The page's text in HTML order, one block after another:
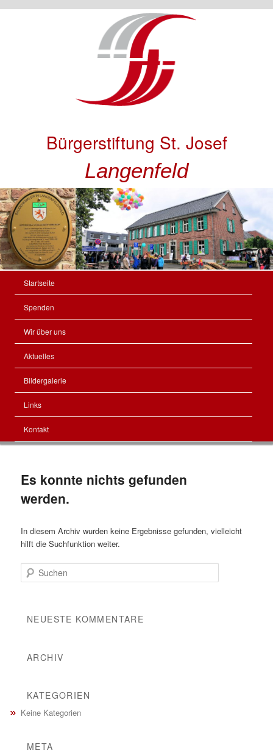
Bürgerstiftung St. Josef
Langenfeld
Zum
Inhalt
wechseln
Zum
sekundären
Inhalt
wechseln
Startseite
Spenden
Wir über uns
Aktuelles
Bildergalerie
Links
Kontakt
Es konnte nichts gefunden
werden.
In diesem Archiv wurden keine Ergebnisse gefunden, vielleicht
hilft die Suchfunktion weiter.
Suchen
NEUESTE KOMMENTARE
ARCHIV
KATEGORIEN
Keine Kategorien
META